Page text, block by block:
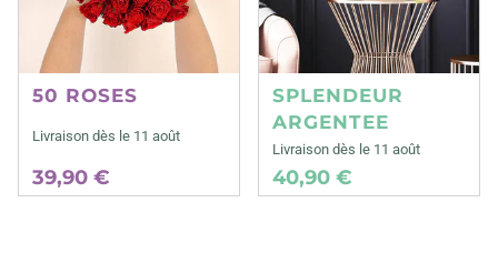
50 ROSES
Livraison dès le 11 août
39,90 €
SPLENDEUR
ARGENTEE
Livraison dès le 11 août
40,90 €